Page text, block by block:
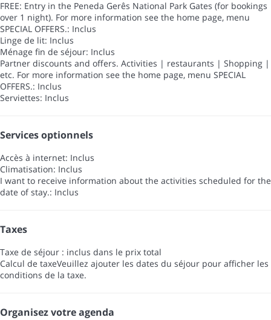
FREE: Entry in the Peneda Gerês National Park Gates (for bookings
over 1 night). For more information see the home page, menu
SPECIAL OFFERS.: Inclus
Linge de lit: Inclus
Ménage fin de séjour: Inclus
Partner discounts and offers. Activities | restaurants | Shopping |
etc. For more information see the home page, menu SPECIAL
OFFERS.: Inclus
Serviettes: Inclus
Services optionnels
Accès à internet: Inclus
Climatisation: Inclus
I want to receive information about the activities scheduled for the
date of stay.: Inclus
Taxes
Taxe de séjour : inclus dans le prix total
Calcul de taxeVeuillez ajouter les dates du séjour pour afficher les
conditions de la taxe.
Organisez votre agenda